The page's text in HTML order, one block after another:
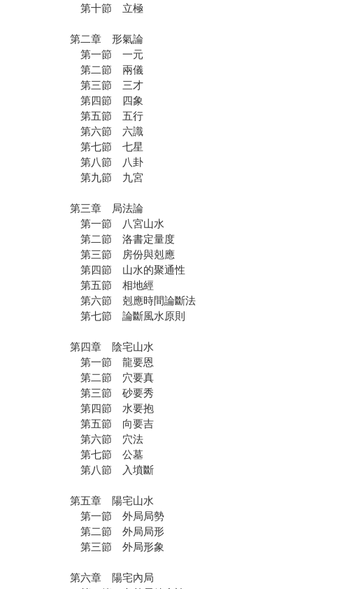
第十節 立極
第二章 形氣論
第一節 一元
第二節 兩儀
第三節 三才
第四節 四象
第五節 五行
第六節 六識
第七節 七星
第八節 八卦
第九節 九宮
第三章 局法論
第一節 八宮山水
第二節 洛書定量度
第三節 房份與剋應
第四節 山水的聚通性
第五節 相地經
第六節 剋應時間論斷法
第七節 論斷風水原則
第四章 陰宅山水
第一節 龍要恩
第二節 穴要真
第三節 砂要秀
第四節 水要抱
第五節 向要吉
第六節 穴法
第七節 公墓
第八節 入墳斷
第五章 陽宅山水
第一節 外局局勢
第二節 外局局形
第三節 外局形象
第六章 陽宅內局